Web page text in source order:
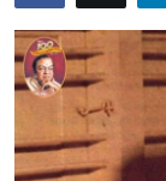
Spirituality
Weather
Politics